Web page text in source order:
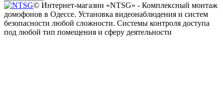
© Интернет-магазин «NTSG» - Комплексный монтаж
домофонов в Одессе. Установка видеонаблюдения и систем
безопасности любой сложности. Системы контроля доступа
под любой тип помещения и сферу деятельности